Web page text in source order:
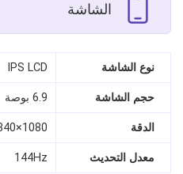
الشاشة
نوع الشاشة IPS LCD
حجم الشاشة 6.9 بوصة
الدقة 1080×2340
معدل التحديث 144Hz